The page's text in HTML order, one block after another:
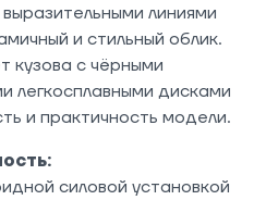
линиями
и стильный облик.
кузова с чёрными
легкосплавными дисками
и практичность модели.
силовой установкой